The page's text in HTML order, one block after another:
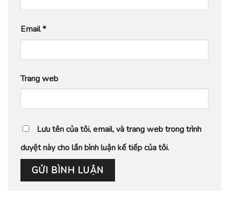
Email*
Trang web
Lưu tên của tôi, email, và trang web trong trình
duyệt này cho lần bình luận kế tiếp của tôi.